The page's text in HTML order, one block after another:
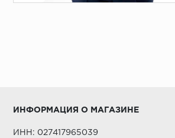
ИНФОРМАЦИЯ О МАГАЗИНЕ
ИНН: 027417965039